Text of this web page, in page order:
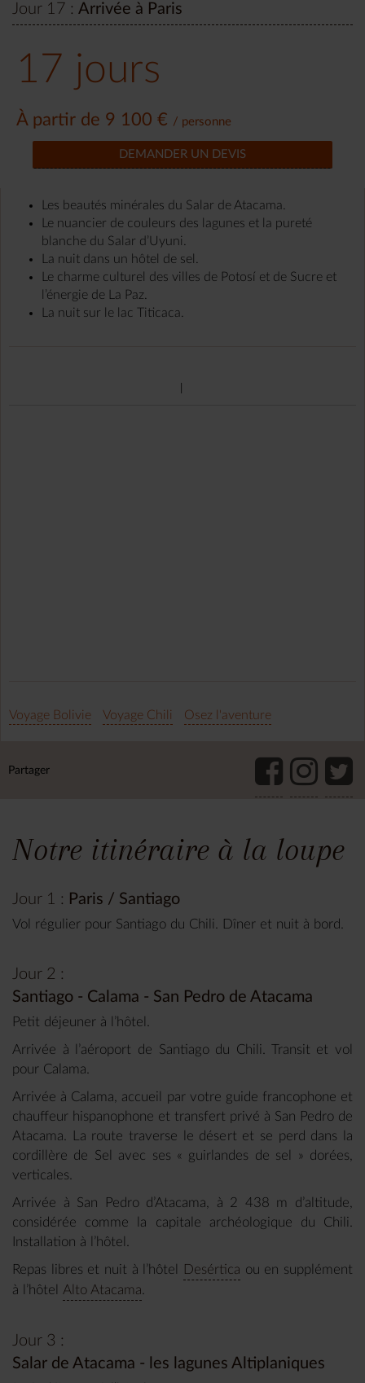
Jour 17 : Arrivée à Paris
17 jours
À partir de 9 100 € / personne
DEMANDER UN DEVIS
Les beautés minérales du Salar de Atacama.
Le nuancier de couleurs des lagunes et la pureté
blanche du Salar d’Uyuni.
La nuit dans un hôtel de sel.
Le charme culturel des villes de Potosí et de Sucre et
l’énergie de La Paz.
La nuit sur le lac Titicaca.
Voyage Bolivie Voyage Chili Osez l'aventure
Partager
Notre itinéraire à la loupe
Jour 1 : Paris / Santiago
Vol régulier pour Santiago du Chili. Dîner et nuit à bord.
Jour 2 :
Santiago - Calama - San Pedro de Atacama
Petit déjeuner à l’hôtel.
Arrivée à l’aéroport de Santiago du Chili. Transit et vol
pour Calama.
Arrivée à Calama, accueil par votre guide francophone et
chauffeur hispanophone et transfert privé à San Pedro de
Atacama. La route traverse le désert et se perd dans la
cordillère de Sel avec ses « guirlandes de sel » dorées,
verticales.
Arrivée à San Pedro d’Atacama, à 2 438 m d’altitude,
considérée comme la capitale archéologique du Chili.
Installation à l’hôtel.
Repas libres et nuit à l’hôtel
Desértica ou en supplément
à l’hôtel Alto Atacama
Jour 3 :
Salar de Atacama - les lagunes Altiplaniques